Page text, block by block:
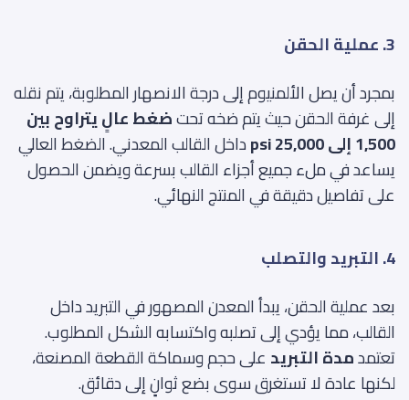
3. عملية الحقن
بمجرد أن يصل الألمنيوم إلى درجة الانصهار المطلوبة، يتم نقله
إلى غرفة الحقن حيث يتم ضخه تحتضغط عالٍ يتراوح بين
1,500 إلى 25,000 psi
داخل القالب المعدني. الضغط العالي
يساعد في ملء جميع أجزاء القالب بسرعة ويضمن الحصول
على تفاصيل دقيقة في المنتج النهائي.
4. التبريد والتصلب
بعد عملية الحقن، يبدأ المعدن المصهور في التبريد داخل
القالب، مما يؤدي إلى تصلبه واكتسابه الشكل المطلوب.
تعتمدمدة التبريد على حجم وسماكة القطعة المصنعة،
لكنها عادة لا تستغرق سوى بضع ثوانٍ إلى دقائق.